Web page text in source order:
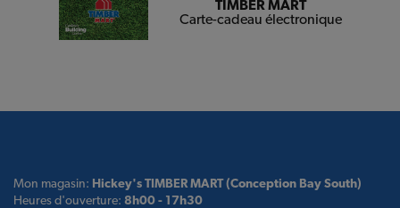
TIMBER MART
Carte-cadeau électronique
Mon magasin: Hickey's TIMBER MART (Conception Bay South)
Heures d'ouverture: 8h00 - 17h30